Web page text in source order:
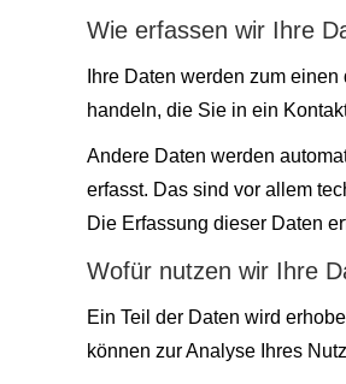
Wie erfassen wir Ihre
Ihre Daten werden zum
handeln, die Sie in ein
Andere Daten werden
erfasst. Das sind vor allem
Die Erfassung dieser Daten
Wofür nutzen wir Ihre
Ein Teil der Daten wird
können zur Analyse Ihres